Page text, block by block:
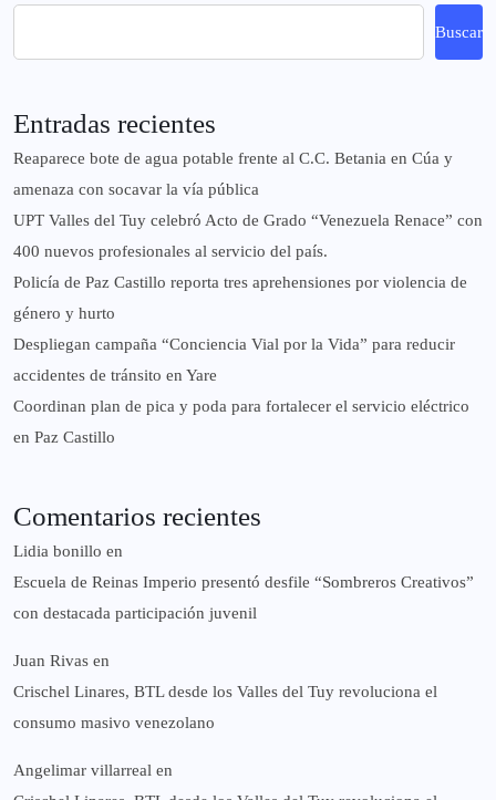
Buscar
Entradas recientes
Reaparece bote de agua potable frente al C.C. Betania en Cúa y
amenaza con socavar la vía pública
UPT Valles del Tuy celebró Acto de Grado “Venezuela Renace” con
400 nuevos profesionales al servicio del país.
‎Policía de Paz Castillo reporta tres aprehensiones por violencia de
género y hurto
‎Despliegan campaña “Conciencia Vial por la Vida” para reducir
accidentes de tránsito en Yare
Coordinan plan de pica y poda para fortalecer el servicio eléctrico
en Paz Castillo
Comentarios recientes
Lidia bonillo en
Escuela de Reinas Imperio presentó desfile “Sombreros Creativos”
con destacada participación juvenil
Juan Rivas en
Crischel Linares, BTL desde los Valles del Tuy revoluciona el
consumo masivo venezolano
Angelimar villarreal en